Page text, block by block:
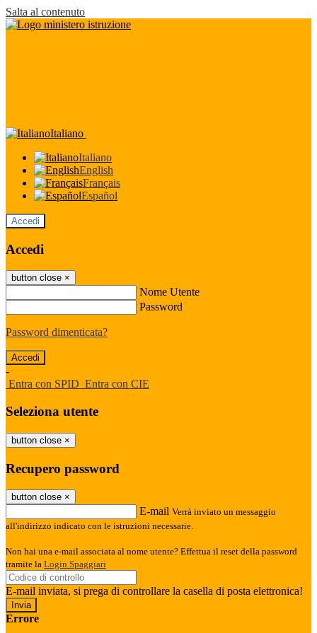
Salta al contenuto
Italiano
Italiano
English
Français
Español
Accedi
Accedi
button close ×
Nome Utente
Password
Password dimenticata?
-
Entra con SPID Entra con CIE
Seleziona utente
button close ×
Recupero password
button close ×
E-mail Verrà inviato un messaggio
all'indirizzo indicato con le istruzioni necessarie.
Non hai una e-mail associata al nome utente? Effettua il reset della password
tramite la Login Spaggiari
E-mail inviata, si prega di controllare la casella di posta elettronica!
Errore